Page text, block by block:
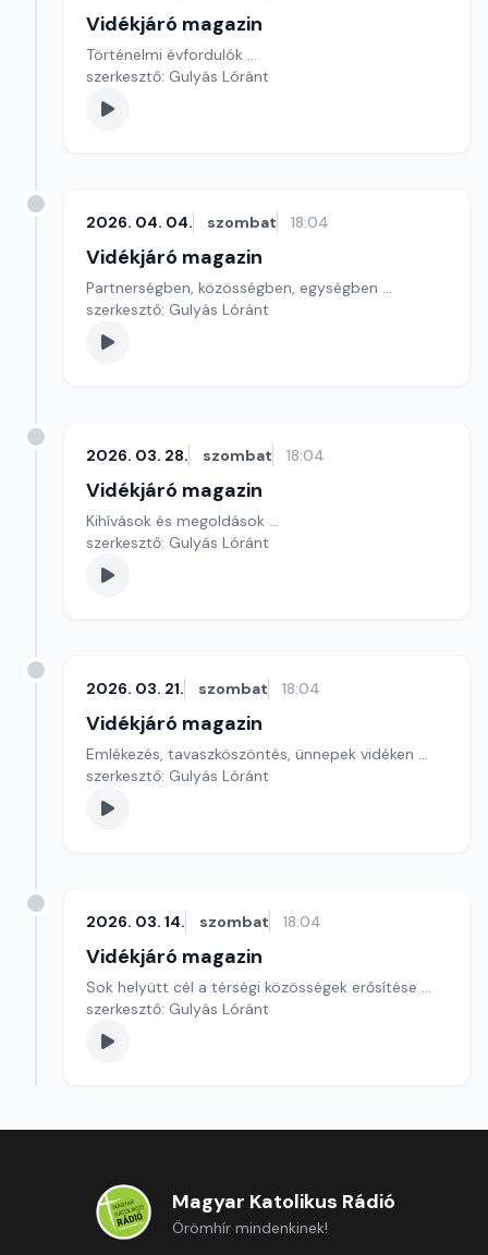
Vidékjáró magazin
Történelmi évfordulók ...
szerkesztő: Gulyás Lóránt
2026. 04. 04. szombat 18:04
Vidékjáró magazin
Partnerségben, közösségben, egységben ...
szerkesztő: Gulyás Lóránt
2026. 03. 28. szombat 18:04
Vidékjáró magazin
Kihívások és megoldások ...
szerkesztő: Gulyás Lóránt
2026. 03. 21. szombat 18:04
Vidékjáró magazin
Emlékezés, tavaszköszöntés, ünnepek vidéken ...
szerkesztő: Gulyás Lóránt
2026. 03. 14. szombat 18:04
Vidékjáró magazin
Sok helyütt cél a térségi közösségek erősítése ...
szerkesztő: Gulyás Lóránt
Magyar Katolikus Rádió
Örömhír mindenkinek!